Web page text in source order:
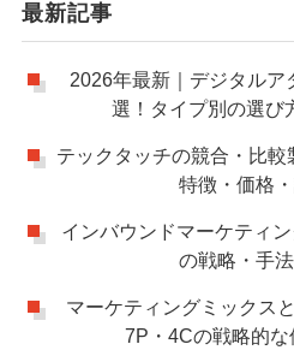
最新記事
2026年最新｜デジタル
選！タイプ別の選び
テックタッチの競合・比
特徴・価格
インバウンドマーケティ
の戦略・手
マーケティングミックス
7P・4Cの戦略的